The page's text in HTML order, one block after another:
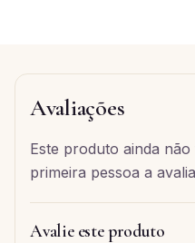
Avaliações
Este produto ainda não
primeira pessoa a
Avalie este produto